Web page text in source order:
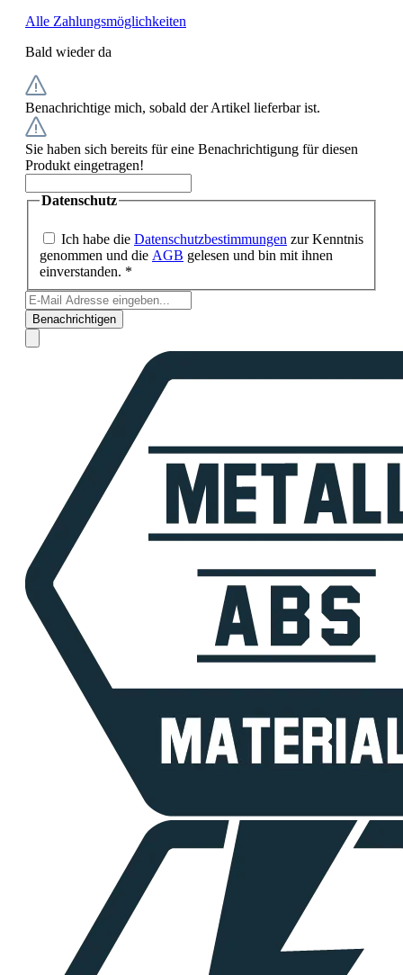
Alle Zahlungsmöglichkeiten
Bald wieder da
Benachrichtige mich, sobald der Artikel lieferbar ist.
Sie haben sich bereits für eine Benachrichtigung für diesen
Produkt eingetragen!
Datenschutz
Ich habe die Datenschutzbestimmungen zur Kenntnis
genommen und die AGB gelesen und bin mit ihnen
einverstanden. *
Benachrichtigen